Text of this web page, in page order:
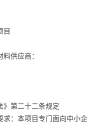
目
供应商：
》第二十二条规定
求：本项目专门面向中小企